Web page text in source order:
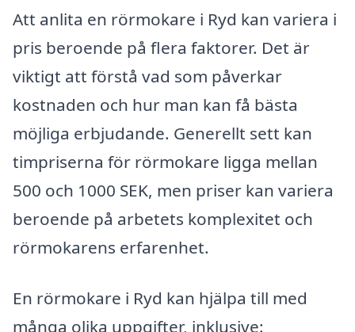
Att anlita en rörmokare i Ryd kan variera i
pris beroende på flera faktorer. Det är
viktigt att förstå vad som påverkar
kostnaden och hur man kan få bästa
möjliga erbjudande. Generellt sett kan
timpriserna för rörmokare ligga mellan
500 och 1000 SEK, men priser kan variera
beroende på arbetets komplexitet och
rörmokarens erfarenhet.
En rörmokare i Ryd kan hjälpa till med
många olika uppgifter, inklusive: